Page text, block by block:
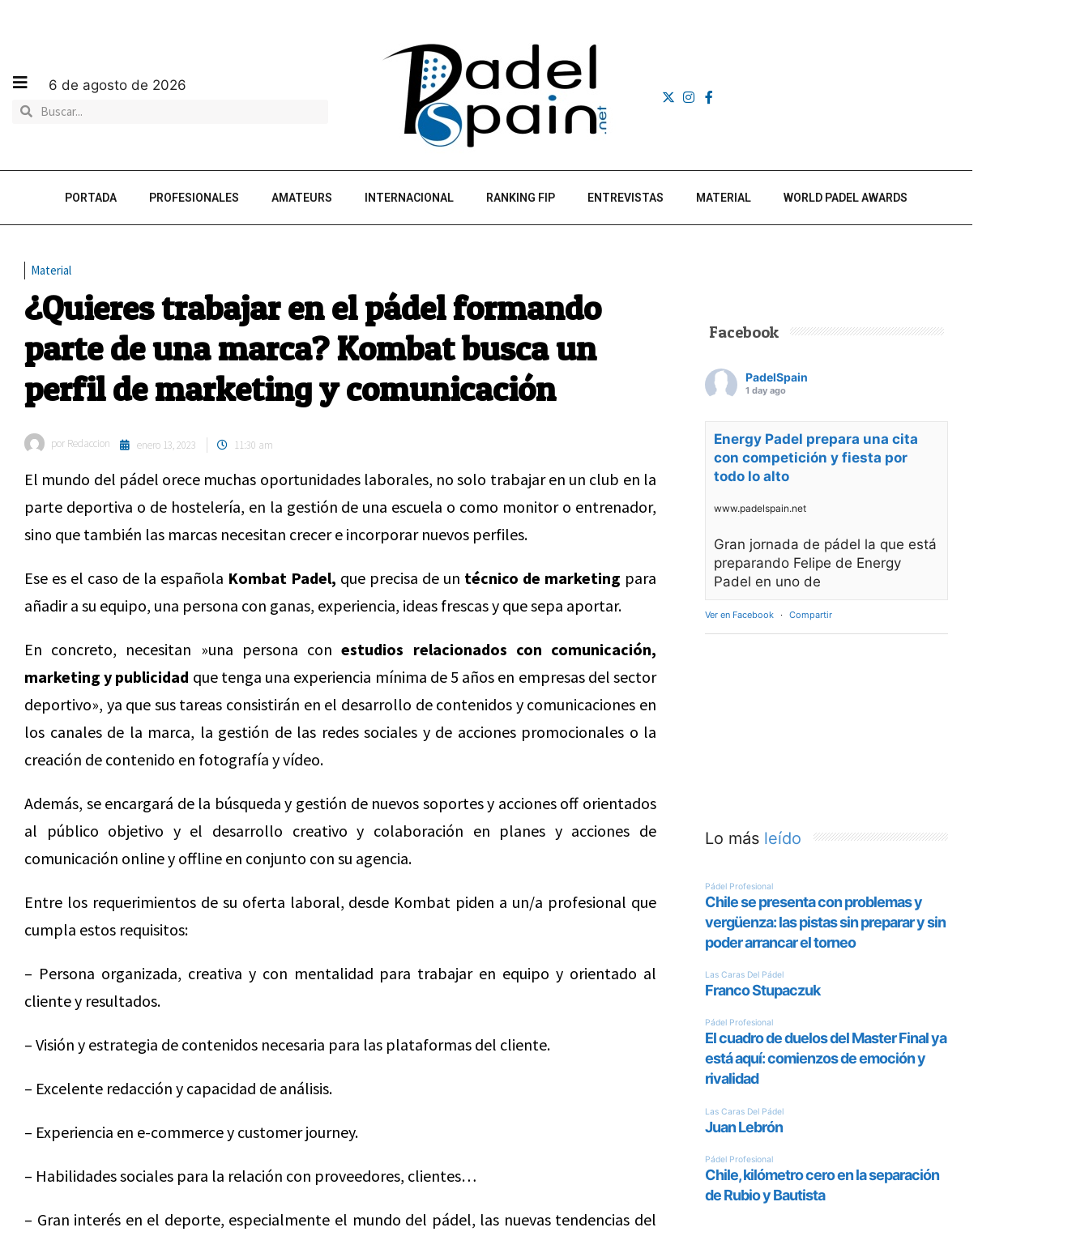
6 de agosto de 2026
PORTADA PROFESIONALES AMATEURS INTERNACIONAL RANKING FIP ENTREVISTAS MATERIAL WORLD PADEL AWARDS
Material
¿Quieres trabajar en el pádel formando
parte de una marca? Kombat busca un
perfil de marketing y comunicación
por Redaccion enero 13, 2023 11:30 am
El mundo del pádel orece muchas oportunidades laborales, no solo trabajar en un club en la
parte deportiva o de hostelería, en la gestión de una escuela o como monitor o entrenador,
sino que también las marcas necesitan crecer e incorporar nuevos perfiles.
Ese es el caso de la española Kombat Padel, que precisa de un técnico de marketing para
añadir a su equipo, una persona con ganas, experiencia, ideas frescas y que sepa aportar.
En concreto, necesitan »una persona conestudios relacionados con comunicación,
marketing y publicidad que tenga una experiencia mínima de 5 años en empresas del sector
deportivo», ya que sus tareas consistirán en el desarrollo de contenidos y comunicaciones en
los canales de la marca, la gestión de las redes sociales y de acciones promocionales o la
creación de contenido en fotografía y vídeo.
Además, se encargará de la búsqueda y gestión de nuevos soportes y acciones off orientados
al público objetivo y el desarrollo creativo y colaboración en planes y acciones de
comunicación online y offline en conjunto con su agencia.
Entre los requerimientos de su oferta laboral, desde Kombat piden a un/a profesional que
cumpla estos requisitos:
– Persona organizada, creativa y con mentalidad para trabajar en equipo y orientado al
cliente y resultados.
– Visión y estrategia de contenidos necesaria para las plataformas del cliente.
– Excelente redacción y capacidad de análisis.
– Experiencia en e-commerce y customer journey.
– Habilidades sociales para la relación con proveedores, clientes…
– Gran interés en el deporte, especialmente el mundo del pádel, las nuevas tendencias del
Facebook
PadelSpain
1 day ago
Energy Padel prepara una cita
con competición y fiesta por
todo lo alto
www.padelspain.net
Gran jornada de pádel la que está
preparando Felipe de Energy
Padel en uno de
Ver en Facebook · Compartir
Lo más leído